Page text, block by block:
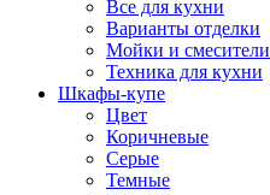
Все для кухни
Варианты отделки
Мойки и смесители
Техника для кухни
Шкафы-купе
Цвет
Коричневые
Серые
Темные